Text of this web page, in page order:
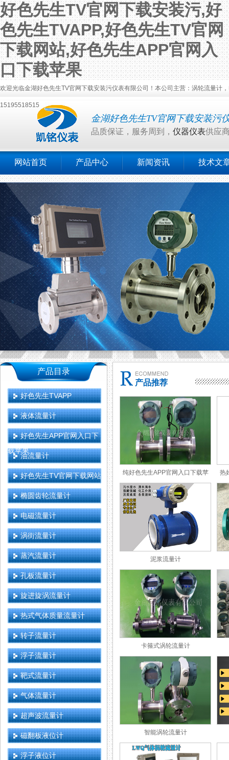
好色先生TV官网下载安装污,好
色先生TVAPP,好色先生TV官网
下载网站,好色先生APP官网入
口下载苹果
欢迎光临金湖好色先生TV官网下载安装污仪表有限公司！本公司主营：涡轮流量计，电
15195518515
金湖好色先生TV官网下载安装污
品质保证，服务周到， 仪器仪表供应
网站首页 产品中心 新闻资讯 技术文
产品目录
好色先生TVAPP
液体流量计
好色先生APP官网入口下
载苹果
油流量计
好色先生TV官网下载网站
椭圆齿轮流量计
电磁流量计
涡街流量计
蒸汽流量计
孔板流量计
旋进旋涡流量计
热式气体质量流量计
转子流量计
浮子流量计
靶式流量计
气体流量计
超声波流量计
磁翻板液位计
浮子液位计
产品推荐
纯好色先生APP官网入口下载苹
果
热
泥浆流量计
卡箍式涡轮流量计
智能涡轮流量计